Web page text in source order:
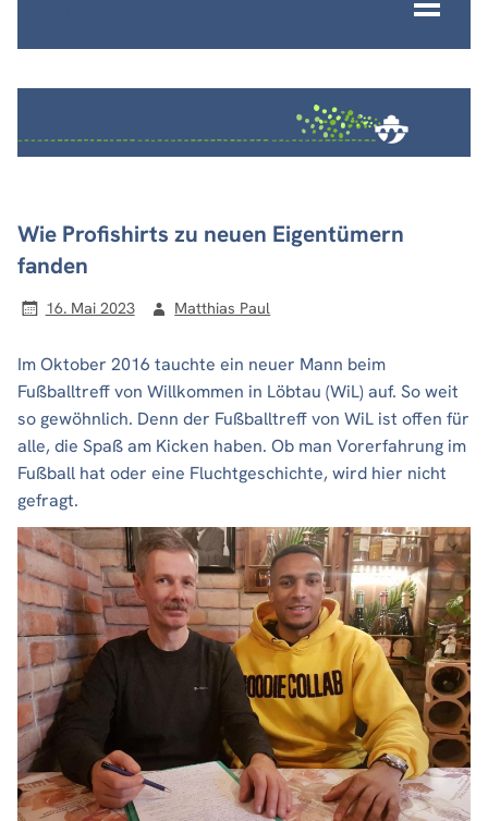
Wie Profishirts zu neuen Eigentümern
fanden
16. Mai 2023 Matthias Paul
Im Oktober 2016 tauchte ein neuer Mann beim
Fußballtreff von Willkommen in Löbtau (WiL) auf. So weit
so gewöhnlich. Denn der Fußballtreff von WiL ist offen für
alle, die Spaß am Kicken haben. Ob man Vorerfahrung im
Fußball hat oder eine Fluchtgeschichte, wird hier nicht
gefragt.